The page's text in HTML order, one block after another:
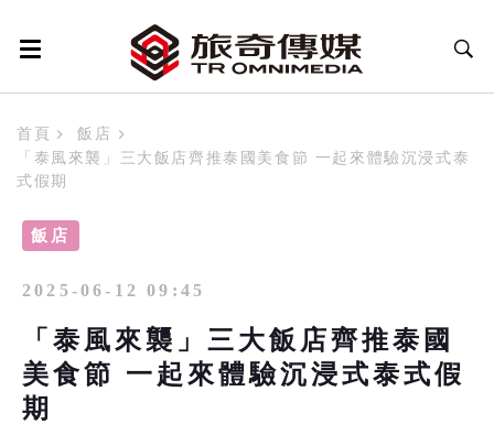
首頁
飯店
「泰風來襲」三大飯店齊推泰國美食節 一起來體驗沉浸式泰
式假期
飯店
2025-06-12 09:45
「泰風來襲」三大飯店齊推泰國
美食節 一起來體驗沉浸式泰式假
期